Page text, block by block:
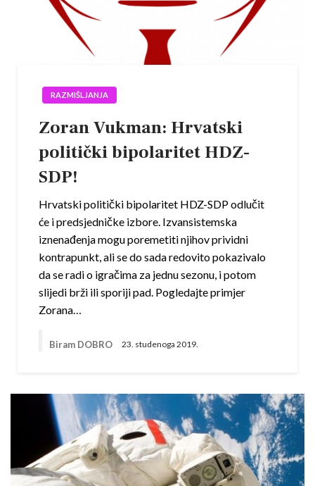
RAZMIŠLJANJA
Zoran Vukman: Hrvatski
politički bipolaritet HDZ-
SDP!
Hrvatski politički bipolaritet HDZ-SDP odlučit
će i predsjedničke izbore. Izvansistemska
iznenađenja mogu poremetiti njihov prividni
kontrapunkt, ali se do sada redovito pokazivalo
da se radi o igračima za jednu sezonu, i potom
slijedi brži ili sporiji pad. Pogledajte primjer
Zorana…
Biram DOBRO 23. studenoga 2019.